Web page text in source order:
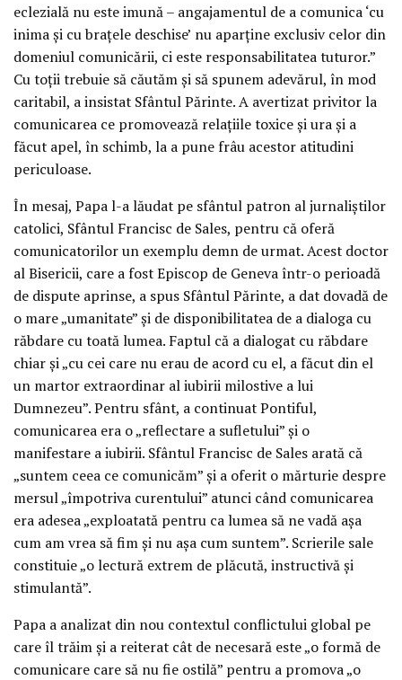
eclezială nu este imună – angajamentul de a comunica ‘cu
inima și cu brațele deschise’ nu aparține exclusiv celor din
domeniul comunicării, ci este responsabilitatea tuturor.”
Cu toții trebuie să căutăm și să spunem adevărul, în mod
caritabil, a insistat Sfântul Părinte. A avertizat privitor la
comunicarea ce promovează relațiile toxice și ura și a
făcut apel, în schimb, la a pune frâu acestor atitudini
periculoase.
În mesaj, Papa l-a lăudat pe sfântul patron al jurnaliștilor
catolici, Sfântul Francisc de Sales, pentru că oferă
comunicatorilor un exemplu demn de urmat. Acest doctor
al Bisericii, care a fost Episcop de Geneva într-o perioadă
de dispute aprinse, a spus Sfântul Părinte, a dat dovadă de
o mare „umanitate” și de disponibilitatea de a dialoga cu
răbdare cu toată lumea. Faptul că a dialogat cu răbdare
chiar și „cu cei care nu erau de acord cu el, a făcut din el
un martor extraordinar al iubirii milostive a lui
Dumnezeu”. Pentru sfânt, a continuat Pontiful,
comunicarea era o „reflectare a sufletului” și o
manifestare a iubirii. Sfântul Francisc de Sales arată că
„suntem ceea ce comunicăm” și a oferit o mărturie despre
mersul „împotriva curentului” atunci când comunicarea
era adesea „exploatată pentru ca lumea să ne vadă așa
cum am vrea să fim și nu așa cum suntem”. Scrierile sale
constituie „o lectură extrem de plăcută, instructivă și
stimulantă”.
Papa a analizat din nou contextul conflictului global pe
care îl trăim și a reiterat cât de necesară este „o formă de
comunicare care să nu fie ostilă” pentru a promova „o